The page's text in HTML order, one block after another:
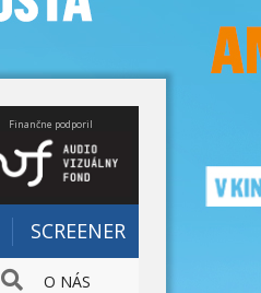
Finančne podporil
SCREENER
O NÁS